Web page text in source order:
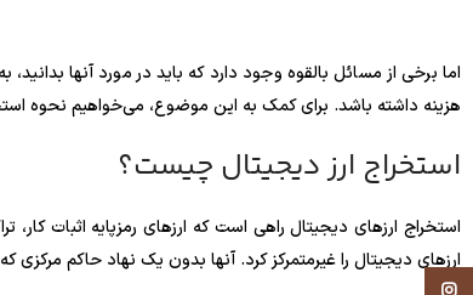
اما برخی از مسائل بالقوه وجود دارد که باید در مورد آنها
هزینه داشته باشد. برای کمک به این موضوع، می‌خواهیم نحوه استخراج ارز دیجیتال و
استخراج ارز دیجیتال چیست؟
استخراج ارزهای دیجیتال راهی است که ارزهای رمزپایه اثبات
ارزهای دیجیتال را غیرمتمرکز کرد. آنها بدون یک نهاد حاکم مرکزی که